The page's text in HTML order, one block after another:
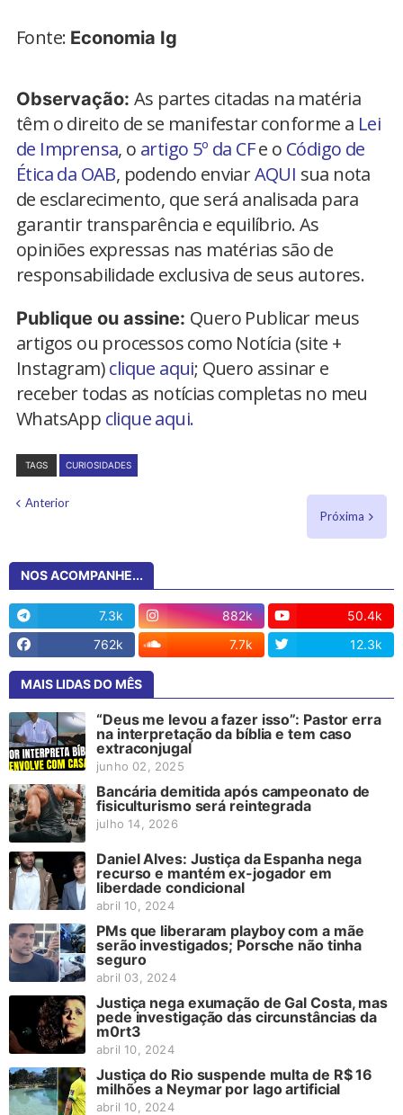
Fonte: Economia Ig
Observação: As partes citadas na matéria
têm o direito de se manifestar conforme a Lei
de Imprensa, o artigo 5º da CFe o Código de
Ética da OAB, podendo enviarAQUI sua nota
de esclarecimento, que será analisada para
garantir transparência e equilíbrio. As
opiniões expressas nas matérias são de
responsabilidade exclusiva de seus autores.
Publique ou assine: Quero Publicar meus
artigos ou processos como Notícia (site +
Instagram)clique aqui; Quero assinar e
receber todas as notícias completas no meu
WhatsApp clique aqui.
TAGS CURIOSIDADES
Anterior
Próxima
NOS ACOMPANHE...
7.3k 882k
50.4k
762k
7.7k 12.3k
MAIS LIDAS DO MÊS
“Deus me levou a fazer isso”: Pastor erra
na interpretação da bíblia e tem caso
extraconjugal
junho 02, 2025
Bancária demitida após campeonato de
fisiculturismo será reintegrada
julho 14, 2026
Daniel Alves: Justiça da Espanha nega
recurso e mantém ex-jogador em
liberdade condicional
abril 10, 2024
PMs que liberaram playboy com a mãe
serão investigados; Porsche não tinha
seguro
abril 03, 2024
Justiça nega exumação de Gal Costa, mas
pede investigação das circunstâncias da
m0rt3
abril 10, 2024
Justiça do Rio suspende multa de R$ 16
milhões a Neymar por lago artificial
abril 10, 2024